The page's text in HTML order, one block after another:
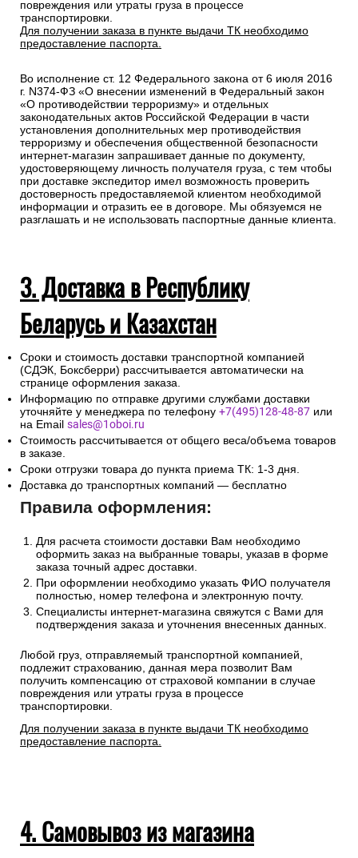
повреждения или утраты груза в процессе
транспортировки.
Для получении заказа в пункте выдачи ТК необходимо
предоставление паспорта.
Во исполнение ст. 12 Федерального закона от 6 июля 2016
г. N374-ФЗ «О внесении изменений в Федеральный закон
«О противодействии терроризму» и отдельных
законодательных актов Российской Федерации в части
установления дополнительных мер противодействия
терроризму и обеспечения общественной безопасности
интернет-магазин запрашивает данные по документу,
удостоверяющему личность получателя груза, с тем чтобы
при доставке экспедитор имел возможность проверить
достоверность предоставляемой клиентом необходимой
информации и отразить ее в договоре. Мы обязуемся не
разглашать и не использовать паспортные данные клиента.
3. Доставка в Республику
Беларусь и Казахстан
Сроки и стоимость доставки транспортной компанией
(СДЭК, Боксберри) рассчитывается автоматически на
странице оформления заказа.
Информацию по отправке другими службами доставки
уточняйте у менеджера по телефону +7(495)128-48-87 или
на Email sales@1oboi.ru
Стоимость рассчитывается от общего веса/объема товаров
в заказе.
Сроки отгрузки товара до пункта приема ТК: 1-3 дня.
Доставка до транспортных компаний — бесплатно
Правила оформления:
Для расчета стоимости доставки Вам необходимо
оформить заказ на выбранные товары, указав в форме
заказа точный адрес доставки.
При оформлении необходимо указать ФИО получателя
полностью, номер телефона и электронную почту.
Специалисты интернет-магазина свяжутся с Вами для
подтверждения заказа и уточнения внесенных данных.
Любой груз, отправляемый транспортной компанией,
подлежит страхованию, данная мера позволит Вам
получить компенсацию от страховой компании в случае
повреждения или утраты груза в процессе
транспортировки.
Для получении заказа в пункте выдачи ТК необходимо
предоставление паспорта.
4. Самовывоз из магазина